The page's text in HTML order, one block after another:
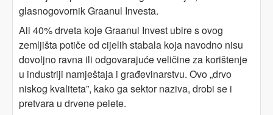
glasnogovornik Graanul Investa.
Ali 40% drveta koje Graanul Invest ubire s ovog
zemljišta potiče od cijelih stabala koja navodno nisu
dovoljno ravna ili odgovarajuće veličine za korištenje
u industriji namještaja i građevinarstvu. Ovo „drvo
niskog kvaliteta”, kako ga sektor naziva, drobi se i
pretvara u drvene pelete.